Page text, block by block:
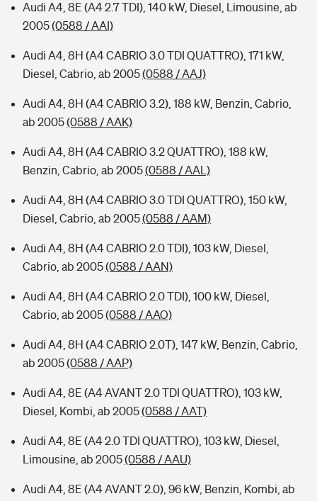
Audi A4, 8E (A4 2.7 TDI), 140 kW, Diesel, Limousine, ab
2005(0588 / AAI)
Audi A4, 8H (A4 CABRIO 3.0 TDI QUATTRO), 171 kW,
Diesel, Cabrio, ab 2005(0588 / AAJ)
Audi A4, 8H (A4 CABRIO 3.2), 188 kW, Benzin, Cabrio,
ab 2005(0588 / AAK)
Audi A4, 8H (A4 CABRIO 3.2 QUATTRO), 188 kW,
Benzin, Cabrio, ab 2005(0588 / AAL)
Audi A4, 8H (A4 CABRIO 3.0 TDI QUATTRO), 150 kW,
Diesel, Cabrio, ab 2005(0588 / AAM)
Audi A4, 8H (A4 CABRIO 2.0 TDI), 103 kW, Diesel,
Cabrio, ab 2005(0588 / AAN)
Audi A4, 8H (A4 CABRIO 2.0 TDI), 100 kW, Diesel,
Cabrio, ab 2005(0588 / AAO)
Audi A4, 8H (A4 CABRIO 2.0T), 147 kW, Benzin, Cabrio,
ab 2005(0588 / AAP)
Audi A4, 8E (A4 AVANT 2.0 TDI QUATTRO), 103 kW,
Diesel, Kombi, ab 2005(0588 / AAT)
Audi A4, 8E (A4 2.0 TDI QUATTRO), 103 kW, Diesel,
Limousine, ab 2005(0588 / AAU)
Audi A4, 8E (A4 AVANT 2.0), 96 kW, Benzin, Kombi, ab